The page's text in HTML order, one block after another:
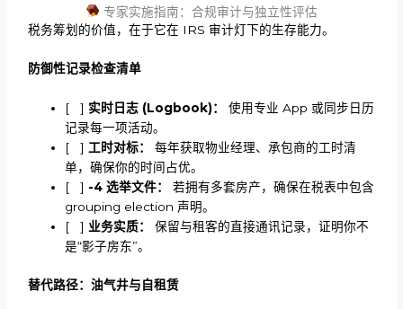
专家实施指南：合规审计与独立性评估
税务筹划的价值，在于它在 IRS 审计灯下的生存能力。
防御性记录检查清单
[ ] 实时日志 (Logbook)：
使用专业 App 或同步日历
记录每一项活动。
[ ]工时对标：
每年获取物业经理、承包商的工时清
单，确保你的时间占优。
[ ] -4 选举文件：
若拥有多套房产，确保在税表中包含
grouping election 声明。
[ ]业务实质：
保留与租客的直接通讯记录，证明你不
是“影子房东”。
替代路径：油气井与自租赁